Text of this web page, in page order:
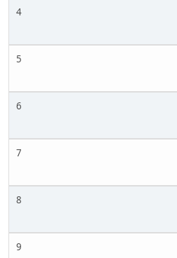
4
5
6
7
8
9